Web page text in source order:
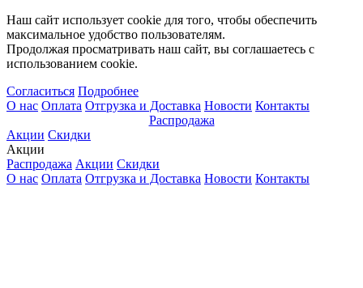
Наш сайт использует cookie для того, чтобы обеспечить
максимальное удобство пользователям.
Продолжая просматривать наш сайт, вы соглашаетесь с
использованием cookie.
Согласиться Подробнее
О нас Оплата Отгрузка и Доставка Новости Контакты
Распродажа
Акции Скидки
Акции
Распродажа Акции Скидки
О нас Оплата Отгрузка и Доставка Новости Контакты